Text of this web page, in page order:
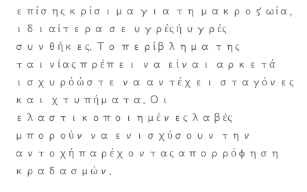
επίσης κρίσιμα για τη μακροζωία,
ιδιαίτερα σε υγρές ή υγρές
συνθήκες. Το περίβλημα της
ταινίας πρέπει να είναι αρκετά
ισχυρό ώστε να αντέχει σταγόνες
και χτυπήματα. Οι
ελαστικοποιημένες λαβές
μπορούν να ενισχύσουν την
αντοχή παρέχοντας απορρόφηση
κραδασμών.